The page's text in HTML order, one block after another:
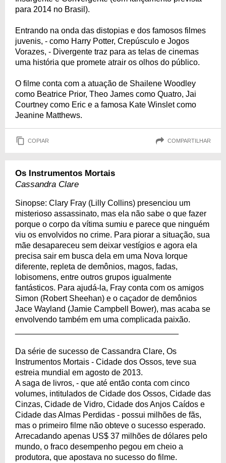
para 2014 no Brasil).
Entrando na onda das distopias e dos famosos filmes
juvenis, - como Harry Potter, Crepúsculo e Jogos
Vorazes, - Divergente traz para as telas de cinemas
uma história que promete atrair os olhos do público.
O filme conta com a atuação de Shailene Woodley
como Beatrice Prior, Theo James como Quatro, Jai
Courtney como Eric e a famosa Kate Winslet como
Jeanine Matthews.
COPIAR COMPARTILHAR
Os Instrumentos Mortais
Cassandra Clare
Sinopse: Clary Fray (Lilly Collins) presenciou um
misterioso assassinato, mas ela não sabe o que fazer
porque o corpo da vítima sumiu e parece que ninguém
viu os envolvidos no crime. Para piorar a situação, sua
mãe desapareceu sem deixar vestígios e agora ela
precisa sair em busca dela em uma Nova Iorque
diferente, repleta de demônios, magos, fadas,
lobisomens, entre outros grupos igualmente
fantásticos. Para ajudá-la, Fray conta com os amigos
Simon (Robert Sheehan) e o caçador de demônios
Jace Wayland (Jamie Campbell Bower), mas acaba se
envolvendo também em uma complicada paixão.
Da série de sucesso de Cassandra Clare, Os
Instrumentos Mortais - Cidade dos Ossos, teve sua
estreia mundial em agosto de 2013.
A saga de livros, - que até então conta com cinco
volumes, intitulados de Cidade dos Ossos, Cidade das
Cinzas, Cidade de Vidro, Cidade dos Anjos Caídos e
Cidade das Almas Perdidas - possui milhões de fãs,
mas o primeiro filme não obteve o sucesso esperado.
Arrecadando apenas US$ 37 milhões de dólares pelo
mundo, o fraco desempenho pegou em cheio a
produtora, que apostava no sucesso do filme.